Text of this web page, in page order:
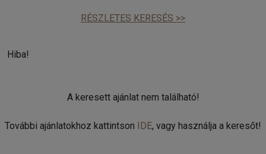
RÉSZLETES KERESÉS >>
Hiba!
A keresett ajánlat nem található!
További ajánlatokhoz kattintson IDE, vagy használja a keresőt!